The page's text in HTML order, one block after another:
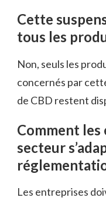
Cette
tous les
Non, seuls les
concernés par
de CBD restent
Comment
secteur
Les entreprises